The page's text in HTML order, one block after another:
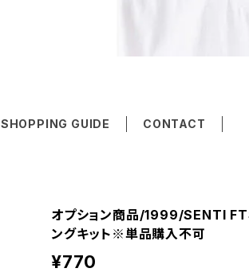
SHOPPING GUIDE CONTACT
オプション商品/1999/SENTI
ングキット※単品購入不可
¥770